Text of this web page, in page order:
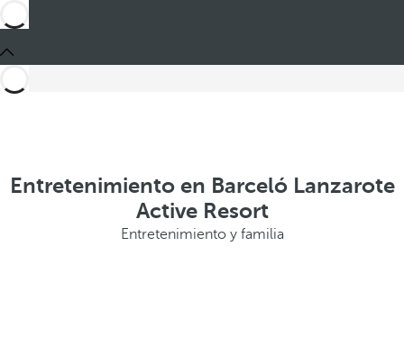
Entretenimiento en Barceló Lanzarote
Active Resort
Entretenimiento y familia